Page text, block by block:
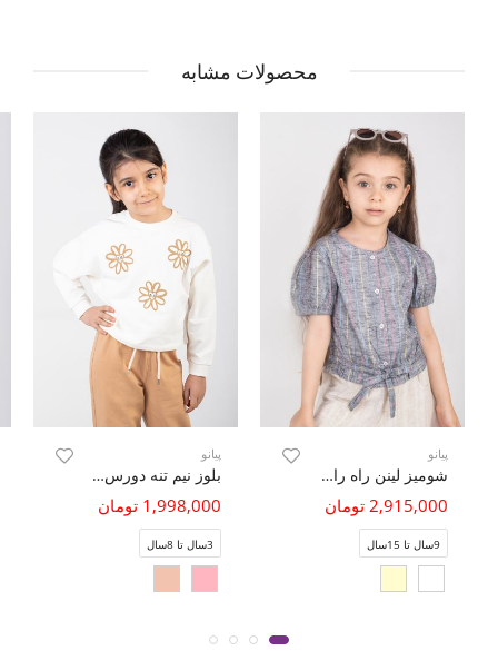
محصولات مشابه
پیانو
شومیز لینن راه راه آستین کوتاه
2,915,000 تومان
9سال تا 15سال
پیانو
بلوز نیم تنه دورس لایکرا (ست با کد 10523)
1,998,000 تومان
3سال تا 8سال